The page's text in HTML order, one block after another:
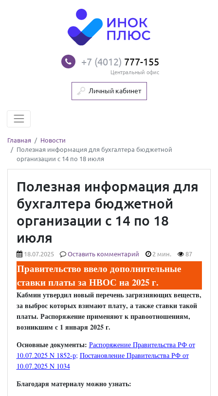
+7 (4012) 777-155
Центральный офис
Личный кабинет
Главная
Новости
Полезная информация для бухгалтера бюджетной
организации с 14 по 18 июля
Полезная информация для
бухгалтера бюджетной
организации с 14 по 18
июля
18.07.2025 Оставить комментарий 2 мин. 87
Правительство ввело дополнительные
ставки платы за НВОС на 2025 г.
Кабмин утвердил новый перечень загрязняющих веществ,
за выброс которых взимают плату, а также ставки такой
платы. Распоряжение применяют к правоотношениям,
возникшим с 1 января 2025 г.
Основные документы: Распоряжение Правительства РФ от
10.07.2025 N 1852-р; Постановление Правительства РФ от
10.07.2025 N 1034
Благодаря материалу можно узнать: